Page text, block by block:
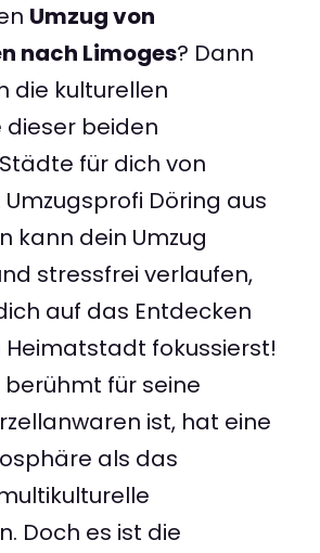
Umzug von
nach Limoges? Dann
die kulturellen
dieser beiden
für dich von
Döring aus
kann dein Umzug
stressfrei verlaufen,
auf das Entdecken
Heimatstadt fokussierst!
berühmt für seine
ist, hat eine
als das
Doch es ist die